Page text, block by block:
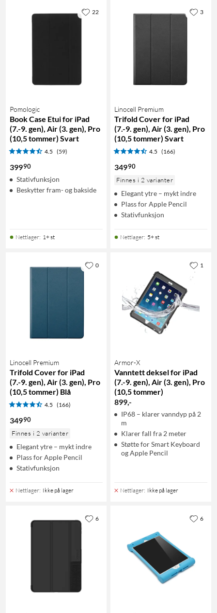
Pomologic
Book Case Etui for iPad
(7.-9. gen), Air (3. gen), Pro
(10,5 tommer) Svart
4.5 (59)
39990
Stativfunksjon
Beskytter fram- og bakside
Nettlager: 1+ st
22
Linocell Premium
Trifold Cover for iPad
(7.-9. gen), Air (3. gen), Pro
(10,5 tommer) Svart
4.5 (166)
34990
Finnes i 2 varianter
Elegant ytre – mykt indre
Plass for Apple Pencil
Stativfunksjon
Nettlager: 5+ st
3
Linocell Premium
Trifold Cover for iPad
(7.-9. gen), Air (3. gen), Pro
(10,5 tommer) Blå
4.5 (166)
34990
Finnes i 2 varianter
Elegant ytre – mykt indre
Plass for Apple Pencil
Stativfunksjon
Nettlager: Ikke på lager
0
Armor-X
Vanntett deksel for iPad
(7.-9. gen), Air (3. gen), Pro
(10,5 tommer)
899,-
IP68 – klarer vanndyp på 2
m
Klarer fall fra 2 meter
Støtte for Smart Keyboard
og Apple Pencil
Nettlager: Ikke på lager
1
6 6